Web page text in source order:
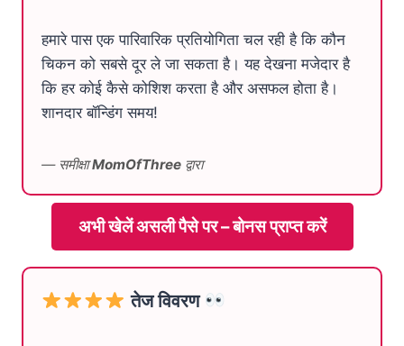
हमारे पास एक पारिवारिक प्रतियोगिता चल रही है कि कौन
चिकन को सबसे दूर ले जा सकता है। यह देखना मजेदार है
कि हर कोई कैसे कोशिश करता है और असफल होता है।
शानदार बॉन्डिंग समय!
— समीक्षाMomOfThree द्वारा
अभी खेलें असली पैसे पर – बोनस प्राप्त करें
तेज विवरण